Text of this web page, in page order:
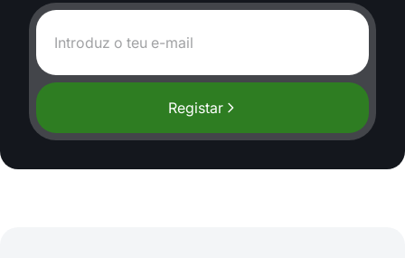
Registar